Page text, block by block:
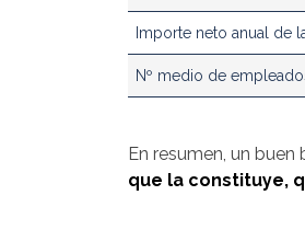
Importe neto anual de
Nº medio de
En resumen, un
que la constituye,